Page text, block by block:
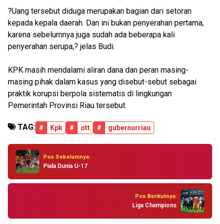
?Uang tersebut diduga merupakan bagian dari setoran
kepada kepala daerah. Dan ini bukan penyerahan pertama,
karena sebelumnya juga sudah ada beberapa kali
penyerahan serupa,? jelas Budi.
KPK masih mendalami aliran dana dan peran masing-
masing pihak dalam kasus yang disebut-sebut sebagai
praktik korupsi berpola sistematis di lingkungan
Pemerintah Provinsi Riau tersebut.
TAG: # Kpk # ott # gubernurriau
Pos Sebelumnya:
Piala Dunia U-17
Pos Berikutnya:
Liga Champions